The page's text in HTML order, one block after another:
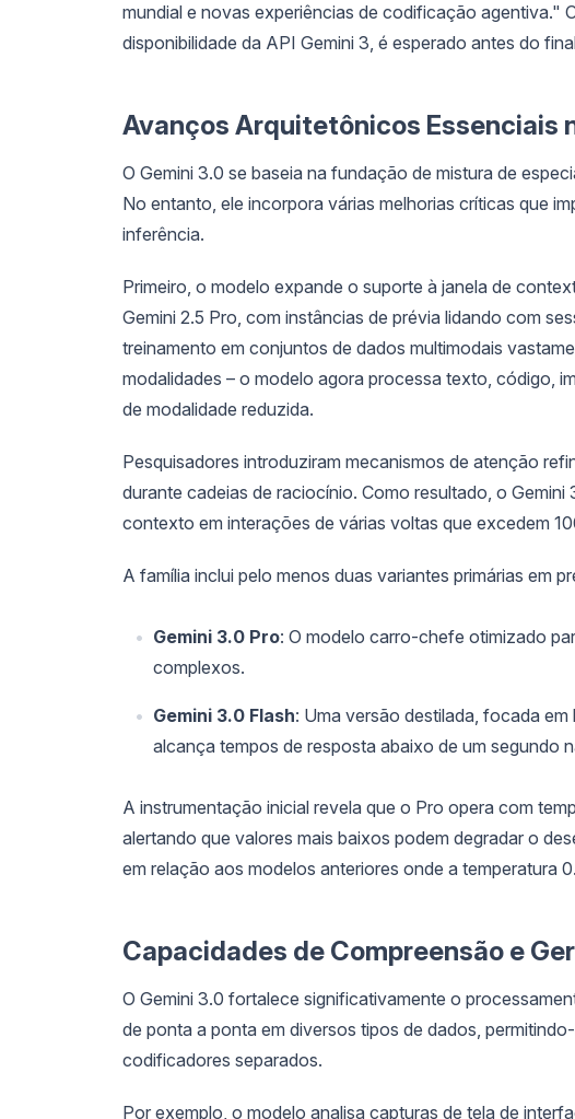
mundial e novas experiências de codificação agentiva."
disponibilidade da API Gemini 3, é esperado antes do
Avanços Arquitetônicos Essenciais
O Gemini 3.0 se baseia na fundação de mistura de
No entanto, ele incorpora várias melhorias críticas que
inferência.
Primeiro, o modelo expande o suporte à janela de
Gemini 2.5 Pro, com instâncias de prévia lidando com
treinamento em conjuntos de dados multimodais
modalidades – o modelo agora processa texto, código,
de modalidade reduzida.
Pesquisadores introduziram mecanismos de atenção
durante cadeias de raciocínio. Como resultado, o
contexto em interações de várias voltas que excedem
A família inclui pelo menos duas variantes primárias em
Gemini 3.0 Pro: O modelo carro-chefe otimizado
complexos.
Gemini 3.0 Flash: Uma versão destilada, focada
alcança tempos de resposta abaixo de um segundo
A instrumentação inicial revela que o Pro opera com
alertando que valores mais baixos podem degradar o
em relação aos modelos anteriores onde a temperatura
Capacidades de Compreensão e
O Gemini 3.0 fortalece significativamente o
de ponta a ponta em diversos tipos de dados,
codificadores separados.
Por exemplo, o modelo analisa capturas de tela de